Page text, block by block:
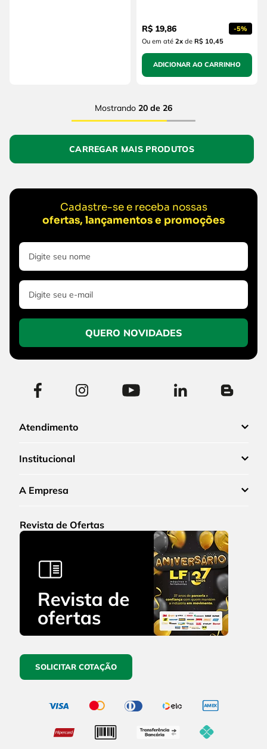
R$ 19,86 -5%
Ou em até 2xde R$ 10,45
ADICIONAR AO CARRINHO
Mostrando 20 de 26
Cadastre-se e receba nossas
ofertas, lançamentos e promoções
QUERO NOVIDADES
Atendimento
Institucional
A Empresa
Revista de Ofertas
SOLICITAR COTAÇÃO